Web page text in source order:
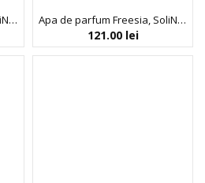
Apa de parfum Freesia, SoliNotes, 15 ml Apa de parfum Freesia, SoliNotes, 50 ml
121.00 lei